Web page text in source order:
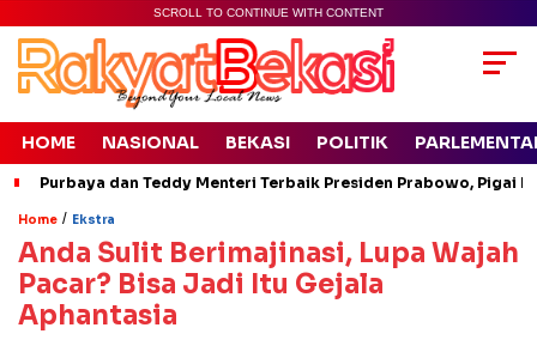
SCROLL TO CONTINUE WITH CONTENT
HOME NASIONAL BEKASI POLITIK
Purbaya dan Teddy Menteri Terbaik Presiden Prabowo, Pigai
Home / Ekstra
Anda Sulit Berimajinasi, Lupa Wajah
Pacar? Bisa Jadi Itu Gejala
Aphantasia